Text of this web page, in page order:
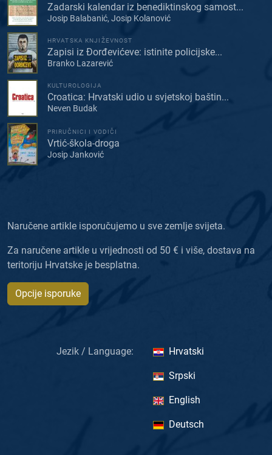
Zadarski kalendar iz benediktinskog samost...
Josip Balabanić, Josip Kolanović
HRVATSKA KNJIŽEVNOST
Zapisi iz Đorđevićeve: istinite policijske...
Branko Lazarević
KULTUROLOGIJA
Croatica: Hrvatski udio u svjetskoj baštin...
Neven Budak
PRIRUČNICI I VODIČI
Vrtić-škola-droga
Josip Janković
Naručene artikle isporučujemo u sve zemlje svijeta.
Za naručene artikle u vrijednosti od 50 € i više, dostava na
teritoriju Hrvatske je besplatna.
Opcije isporuke
Jezik / Language: Hrvatski
Srpski
English
Deutsch